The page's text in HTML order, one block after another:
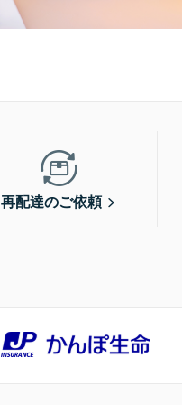
再配達のご依頼